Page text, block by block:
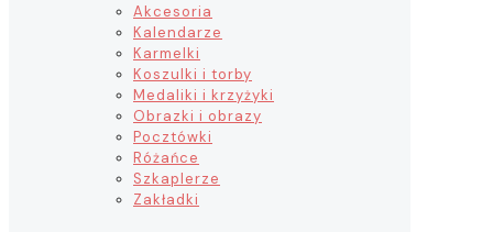
Akcesoria
Kalendarze
Karmelki
Koszulki i torby
Medaliki i krzyżyki
Obrazki i obrazy
Pocztówki
Różańce
Szkaplerze
Zakładki